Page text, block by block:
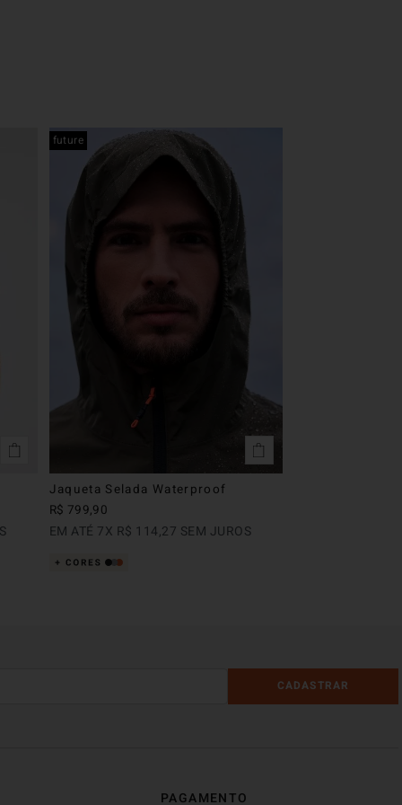
future
Jaqueta Selada Waterproof
R$ 799,90
EM ATÉ 7X R$ 114,27 SEM JUROS
CADASTRAR
PAGAMENTO